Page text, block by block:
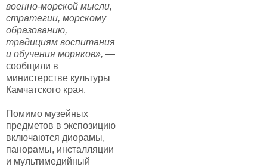
военно-морской мысли,
стратегии, морскому
образованию,
традициям воспитания
и обучения моряков», —
сообщили в
министерстве культуры
Камчатского края.
Помимо музейных
предметов в экспозицию
включаются диорамы,
панорамы, инсталляции
и мультимедийный